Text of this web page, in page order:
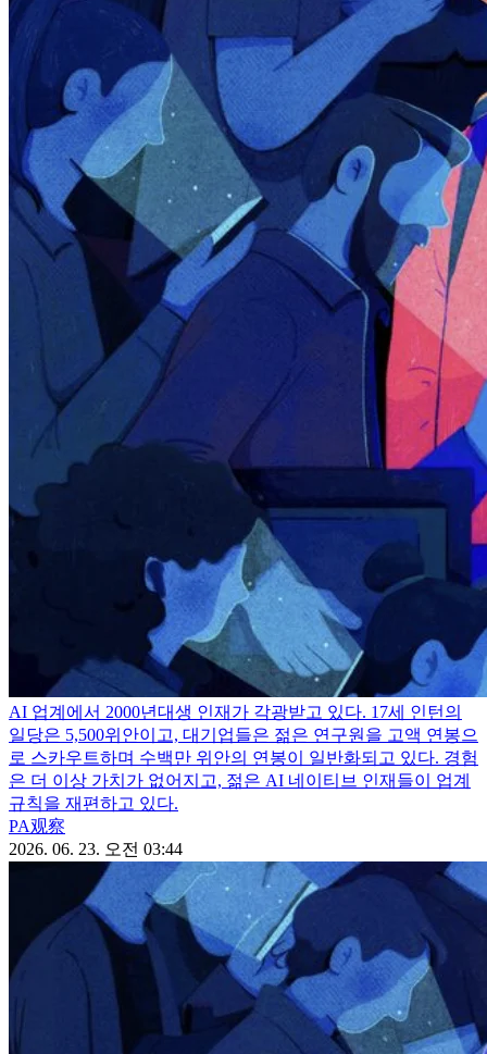
AI 업계에서 2000년대생 인재가 각광받고 있다. 17세 인턴의
일당은 5,500위안이고, 대기업들은 젊은 연구원을 고액 연봉으
로 스카우트하며 수백만 위안의 연봉이 일반화되고 있다. 경험
은 더 이상 가치가 없어지고, 젊은 AI 네이티브 인재들이 업계
규칙을 재편하고 있다.
PA观察
2026. 06. 23. 오전 03:44